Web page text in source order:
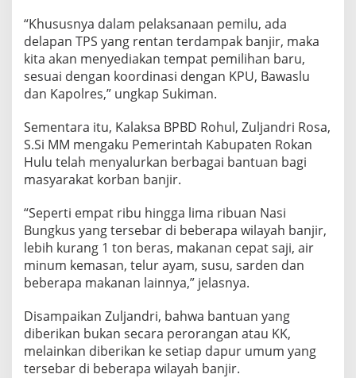
“Khususnya dalam pelaksanaan pemilu, ada
delapan TPS yang rentan terdampak banjir, maka
kita akan menyediakan tempat pemilihan baru,
sesuai dengan koordinasi dengan KPU, Bawaslu
dan Kapolres,” ungkap Sukiman.
Sementara itu, Kalaksa BPBD Rohul, Zuljandri Rosa,
S.Si MM mengaku Pemerintah Kabupaten Rokan
Hulu telah menyalurkan berbagai bantuan bagi
masyarakat korban banjir.
“Seperti empat ribu hingga lima ribuan Nasi
Bungkus yang tersebar di beberapa wilayah banjir,
lebih kurang 1 ton beras, makanan cepat saji, air
minum kemasan, telur ayam, susu, sarden dan
beberapa makanan lainnya,” jelasnya.
Disampaikan Zuljandri, bahwa bantuan yang
diberikan bukan secara perorangan atau KK,
melainkan diberikan ke setiap dapur umum yang
tersebar di beberapa wilayah banjir.